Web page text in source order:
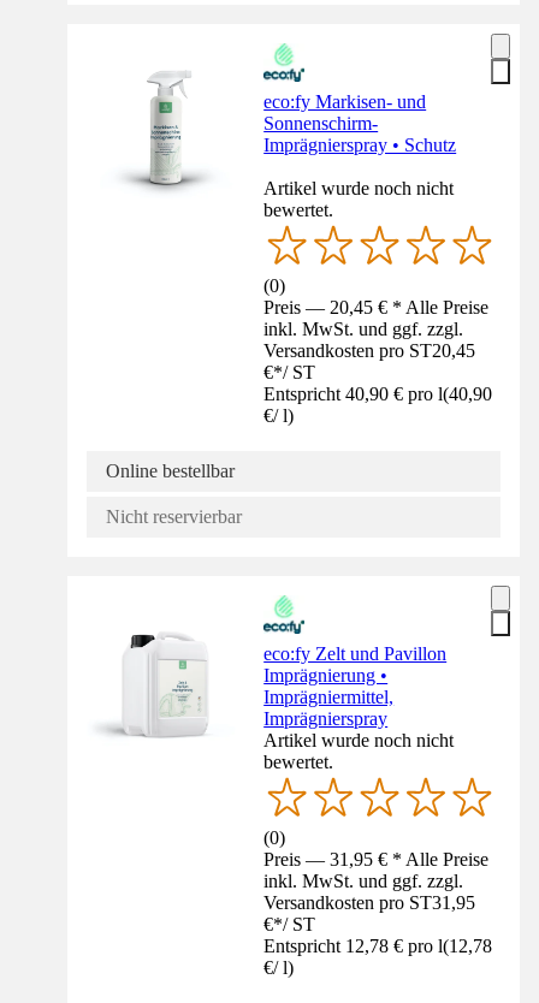
eco:fy Markisen- und
Sonnenschirm-
Imprägnierspray • Schutz
Artikel wurde noch nicht
bewertet.
(0)
Preis — 20,45 € * Alle Preise
inkl. MwSt. und ggf. zzgl.
Versandkosten pro ST20,45
€*/ ST
Entspricht 40,90 € pro l(40,90
€/ l)
Online bestellbar
Nicht reservierbar
eco:fy Zelt und Pavillon
Imprägnierung •
Imprägniermittel,
Imprägnierspray
Artikel wurde noch nicht
bewertet.
(0)
Preis — 31,95 € * Alle Preise
inkl. MwSt. und ggf. zzgl.
Versandkosten pro ST31,95
€*/ ST
Entspricht 12,78 € pro l(12,78
€/ l)